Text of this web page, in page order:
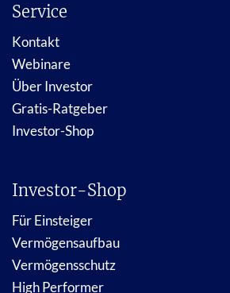
Service
Kontakt
Webinare
Über Investor
Gratis-Ratgeber
Investor-Shop
Investor-Shop
Für Einsteiger
Vermögensaufbau
Vermögensschutz
High Performer